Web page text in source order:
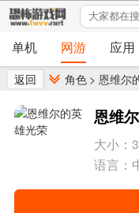
单机 网游 应用
返回 角色 > 恩维尔
恩维
魔鬼
大小：
语言：